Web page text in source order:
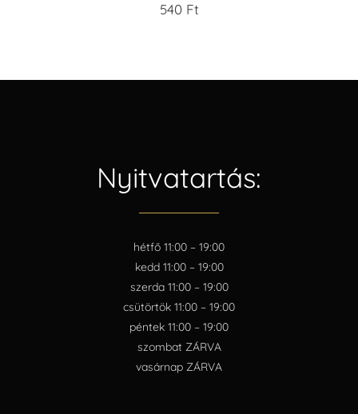
540 Ft
Nyitvatartás:
hétfő 11:00 – 19:00
kedd 11:00 – 19:00
szerda 11:00 – 19:00
csütörtök 11:00 – 19:00
péntek 11:00 – 19:00
szombat ZÁRVA
vasárnap ZÁRVA